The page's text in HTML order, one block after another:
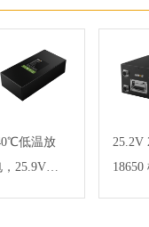
低温放
，25.9V
25.2V
18650